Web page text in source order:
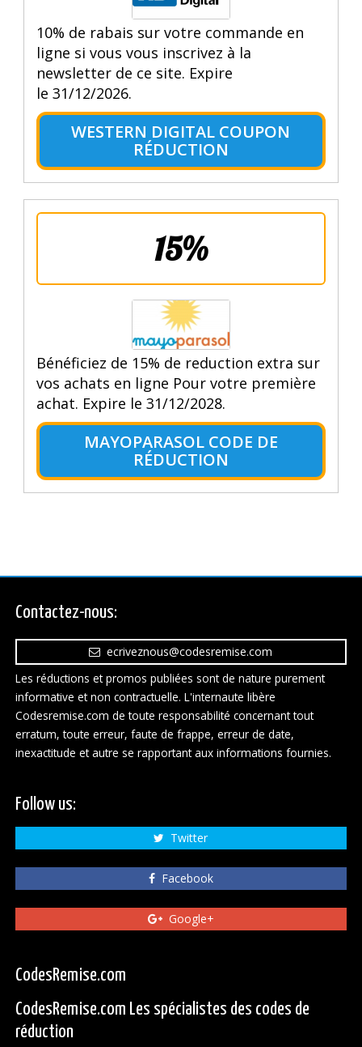
10% de rabais sur votre commande en
ligne si vous vous inscrivez à la
newsletter de ce site. Expire
le 31/12/2026.
WESTERN DIGITAL COUPON
RÉDUCTION
15%
Bénéficiez de 15% de reduction extra sur
vos achats en ligne Pour votre première
achat. Expire le 31/12/2028.
MAYOPARASOL CODE DE
RÉDUCTION
Contactez-nous:
ecriveznous@codesremise.com
Les réductions et promos publiées sont de nature purement
informative et non contractuelle. L'internaute libère
Codesremise.com de toute responsabilité concernant tout
erratum, toute erreur, faute de frappe, erreur de date,
inexactitude et autre se rapportant aux informations fournies.
Follow us:
Twitter
Facebook
Google+
CodesRemise.com
CodesRemise.com Les spécialistes des codes de
réduction